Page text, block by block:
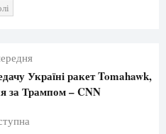
Україні ракет Tomahawk,
за Трампом – CNN